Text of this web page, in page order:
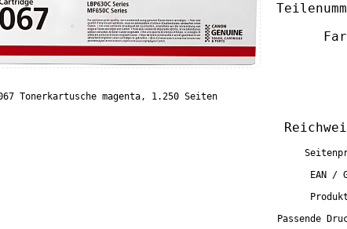
067 Tonerkartusche magenta, 1.250 Seiten
EAN /
Passende